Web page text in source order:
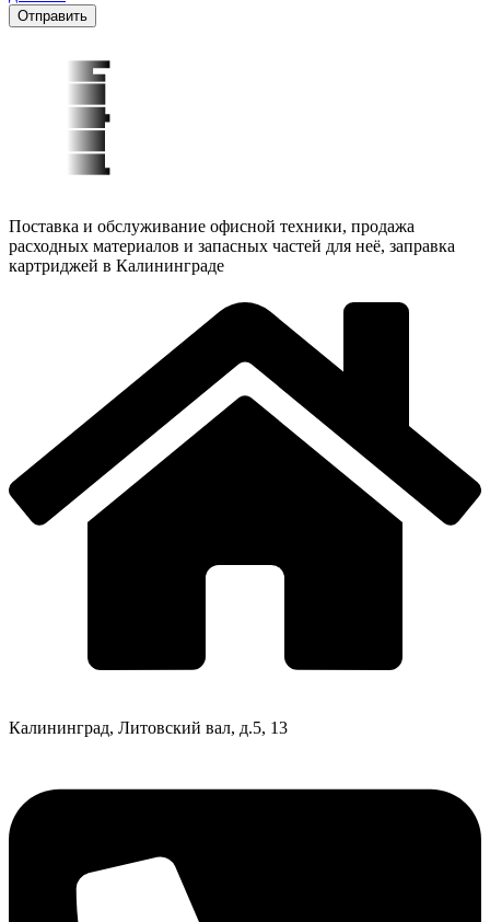
Отправить
Поставка и обслуживание офисной техники, продажа
расходных материалов и запасных частей для неё, заправка
картриджей в Калининграде
Калининград, Литовский вал, д.5, 13